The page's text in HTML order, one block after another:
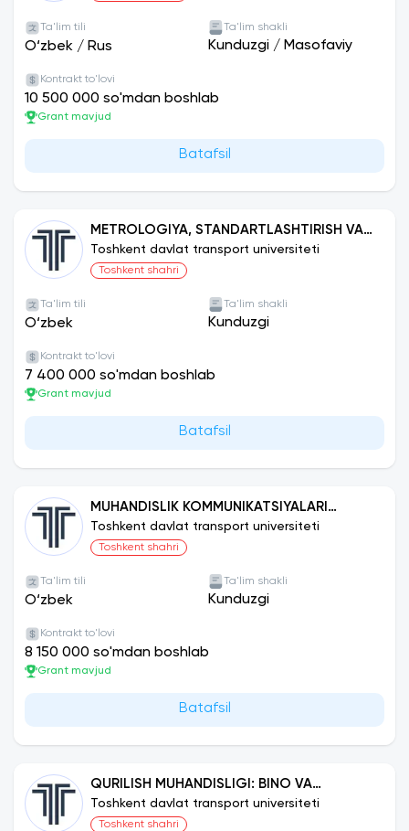
Ta'lim tili
O‘zbek / Rus
Ta'lim shakli
Kunduzgi / Masofaviy
Kontrakt to'lovi
10 500 000 so'mdan boshlab
Grant mavjud
Batafsil
METROLOGIYA, STANDARTLASHTIRISH VA
MAHSULOT SIFATI MENEJMENTI
(AVTOMOBIL TRANSPORTI VA YO‘L
Toshkent davlat transport universiteti
Toshkent shahri
Ta'lim tili
O‘zbek
Ta'lim shakli
Kunduzgi
Kontrakt to'lovi
7 400 000 so'mdan boshlab
Grant mavjud
Batafsil
MUHANDISLIK KOMMUNIKATSIYALARI
QURILISHI VA MONTAJI (TRANSPORT
TIZIMLARIDA SUV TA‘MINOTI VA
Toshkent davlat transport universiteti
Toshkent shahri
Ta'lim tili
O‘zbek
Ta'lim shakli
Kunduzgi
Kontrakt to'lovi
8 150 000 so'mdan boshlab
Grant mavjud
Batafsil
QURILISH MUHANDISLIGI: BINO VA
INSHOOTLAR QURILISHI
Toshkent davlat transport universiteti
Toshkent shahri